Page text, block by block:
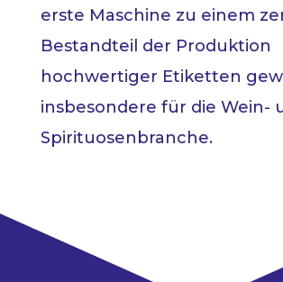
erste Maschine zu einem
Bestandteil der Produktion
hochwertiger Etiketten
insbesondere für die Wein-
Spirituosenbranche.